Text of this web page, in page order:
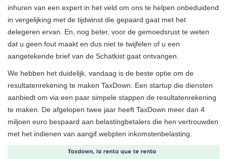
inhuren van een expert in het veld om ons te helpen onbeduidend
in vergelijking met de tijdwinst die gepaard gaat met het
delegeren ervan. En, nog beter, voor de gemoedsrust te weten
dat u geen fout maakt en dus niet te twijfelen of u een
aangetekende brief van de Schatkist gaat ontvangen.
We hebben het duidelijk, vandaag is de beste optie om de
resultatenrekening te maken TaxDown. Een startup die diensten
aanbiedt om via een paar simpele stappen de resultatenrekening
te maken. De afgelopen twee jaar heeft TaxDown meer dan 4
miljoen euro bespaard aan belastingbetalers die hen vertrouwden
met het indienen van aangif.webpten inkomstenbelasting.